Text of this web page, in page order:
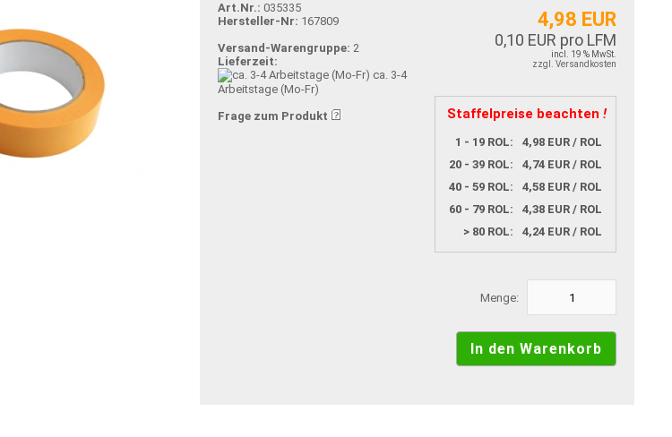
4,98 EUR
0,10 EUR pro LFM
incl. 19 % MwSt.
zzgl. Versandkosten
Staffelpreise beachten !
1 - 19 ROL:
4,98 EUR / ROL
20 - 39 ROL:
4,74 EUR / ROL
40 - 59 ROL:
4,58 EUR / ROL
60 - 79 ROL:
4,38 EUR / ROL
> 80 ROL:
4,24 EUR / ROL
Art.Nr.: 035335
Hersteller-Nr: 167809
Versand-Warengruppe: 2
Lieferzeit:
ca. 3-4
Arbeitstage (Mo-Fr)
Frage zum Produkt
Menge: